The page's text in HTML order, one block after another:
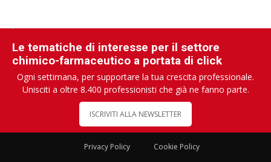
Le tematiche di interesse per il settore
chimico-farmaceutico a portata di click
Ogni settimana, per supportare la tua crescita professionale.
Unisciti a oltre 8.400 professionisti che già ne fanno parte.
ISCRIVITI ALLA NEWSLETTER
Privacy Policy Cookie Policy